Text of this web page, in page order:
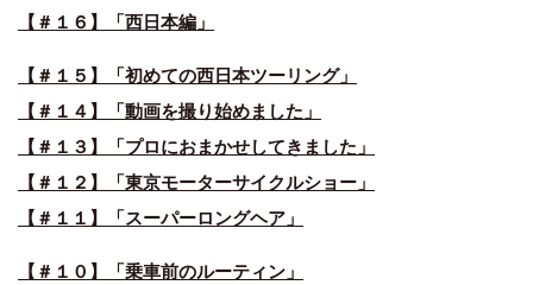
【＃１６】「西日本編」
【＃１５】「初めての西日本ツーリング」
【＃１４】「動画を撮り始めました」
【＃１３】「プロにおまかせしてきました」
【＃１２】「東京モーターサイクルショー」
【＃１１】「スーパーロングヘア」
【＃１０】「乗車前のルーティン」